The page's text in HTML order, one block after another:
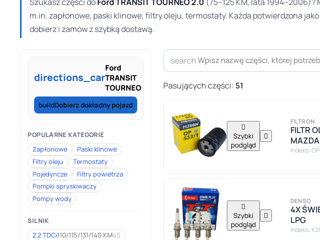
m.in. zapłonowe, paski klinowe, filtry oleju, termostaty. Każda potwierdzona
dobierz i zamów z szybką dostawą.
directions_car
Ford
TRANSIT
TOURNEO
buildDobierz dokładny pojazd
POPULARNE KATEGORIE
Zapłonowe
Paski klinowe
Filtry oleju
Termostaty
Pojedyncze
Filtry powietrza
Pompki spryskiwaczy
Pompy wody
SILNIK
2.2 TDCi110/115/131/140 KM45
search
Pasujących części: 51

Szybki
podgląd

FILTRON
FILTR
Indeks:

Szybki
podgląd

DENSO
4X
LPG
Indeks: